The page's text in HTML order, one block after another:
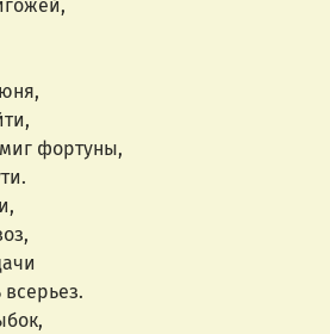
фортуны,